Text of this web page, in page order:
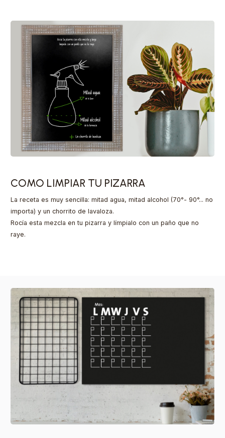
COMO LIMPIAR TU PIZARRA
La receta es muy sencilla: mitad agua, mitad alcohol (70°- 90°... no
importa) y un chorrito de lavaloza.
Rocía esta mezcla en tu pizarra y límpialo con un paño que no
raye.